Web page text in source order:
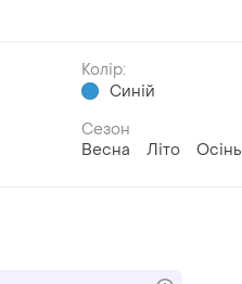
Колір:
Синій
Сезон
Весна
Літо Осінь